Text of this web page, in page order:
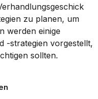
zu planen, um
werden einige
-strategien vorgestellt,
sollten.